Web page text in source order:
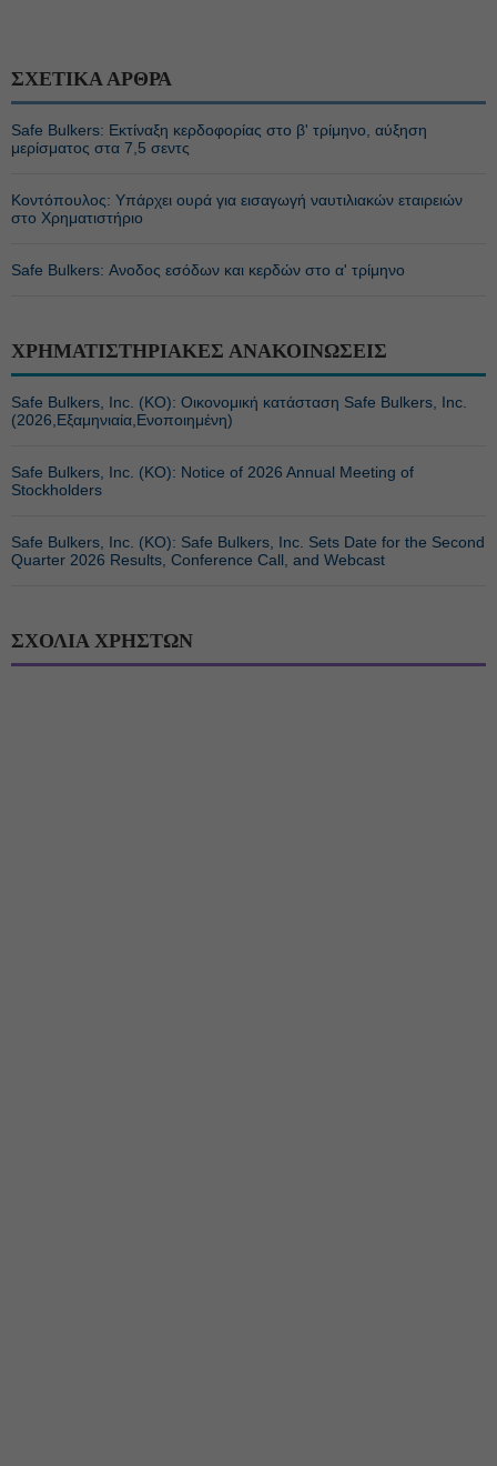
ΣΧΕΤΙΚΑ ΑΡΘΡΑ
Safe Bulkers: Εκτίναξη κερδοφορίας στο β' τρίμηνο, αύξηση
μερίσματος στα 7,5 σεντς
Κοντόπουλος: Υπάρχει ουρά για εισαγωγή ναυτιλιακών εταιρειών
στο Χρηματιστήριο
Safe Bulkers: Ανοδος εσόδων και κερδών στο α' τρίμηνο
ΧΡΗΜΑΤΙΣΤΗΡΙΑΚΕΣ ΑΝΑΚΟΙΝΩΣΕΙΣ
Safe Bulkers, Inc. (ΚΟ): Οικονομική κατάσταση Safe Bulkers, Inc.
(2026,Εξαμηνιαία,Ενοποιημένη)
Safe Bulkers, Inc. (ΚΟ): Notice of 2026 Annual Meeting of
Stockholders
Safe Bulkers, Inc. (ΚΟ): Safe Bulkers, Inc. Sets Date for the Second
Quarter 2026 Results, Conference Call, and Webcast
ΣΧΟΛΙΑ ΧΡΗΣΤΩΝ